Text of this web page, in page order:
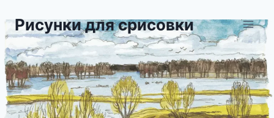
содержимому
Рисунки для срисовки